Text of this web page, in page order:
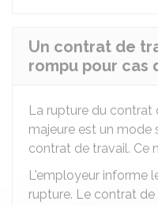
Un contrat de
rompu pour cas
La rupture du contrat
majeure est un mode
contrat de travail. Ce
L'employeur informe
rupture. Le contrat